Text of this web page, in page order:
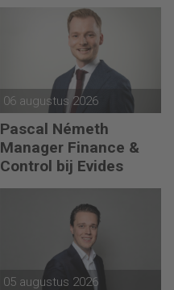
06 augustus 2026
Pascal Németh
Manager Finance &
Control bij Evides
05 augustus 2026